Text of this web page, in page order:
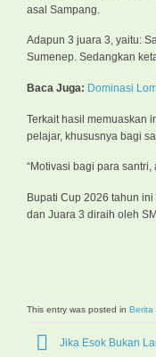
asal Sampang.
Adapun 3 juara 3, yaitu:
Sumenep. Sedangkan
Baca Juga: Dominasi
Terkait hasil memuaskan
pelajar, khususnya bagi
“Motivasi bagi para
Bupati Cup 2026 tahun
dan Juara 3 diraih oleh
This entry was posted in Berita
Jika Esok Bukan